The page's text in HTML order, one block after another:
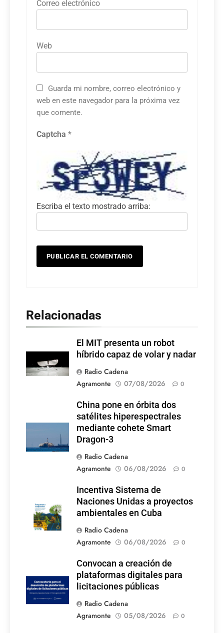
Correo electrónico
Web
Guarda mi nombre, correo electrónico y
web en este navegador para la próxima vez
que comente.
Captcha *
Escriba el texto mostrado arriba:
Relacionadas
El MIT presenta un robot
híbrido capaz de volar y nadar
Radio Cadena
Agramonte
07/08/2026 0
China pone en órbita dos
satélites hiperespectrales
mediante cohete Smart
Dragon-3
Radio Cadena
Agramonte
06/08/2026 0
Incentiva Sistema de
Naciones Unidas a proyectos
ambientales en Cuba
Radio Cadena
Agramonte
06/08/2026 0
Convocan a creación de
plataformas digitales para
licitaciones públicas
Radio Cadena
Agramonte
05/08/2026 0